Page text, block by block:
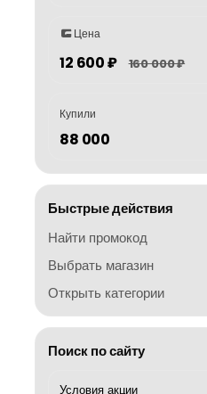
Цена
12 600 ₽ 160 000 ₽
Купили
88 000
Быстрые действия
Найти промокод
Выбрать магазин
Открыть категории
Поиск по сайту